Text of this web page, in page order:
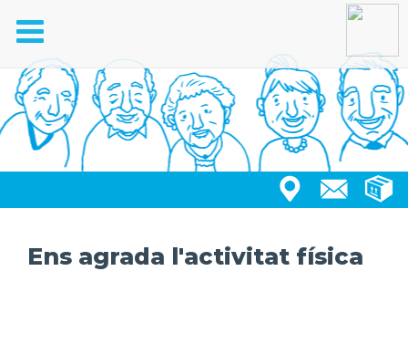
Toggle
navigation
Ens agrada l'activitat física